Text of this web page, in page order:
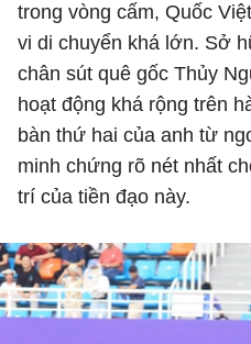
trong vòng cấm, Quốc
vi di chuyển khá lớn. Sở
chân sút quê gốc Thủy
hoạt động khá rộng trên
bàn thứ hai của anh từ
minh chứng rõ nét nhất
trí của tiền đạo này.